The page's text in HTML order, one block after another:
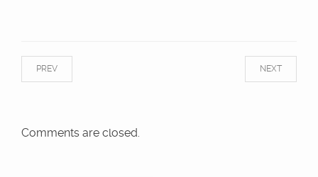
NEXT
PREV
Comments are closed.